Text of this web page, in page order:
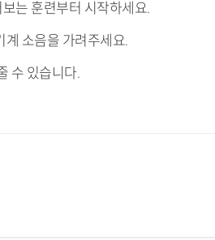
는 훈련부터 시작하세요.
계 소음을 가려주세요.
수 있습니다.